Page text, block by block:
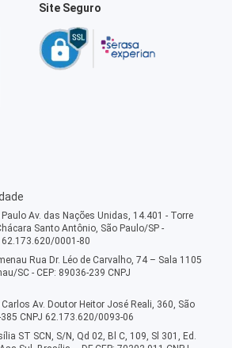
Site Seguro
Av. das Nações Unidas, 14.401 - Torre
Santo Antônio, São Paulo/SP -
62.173.620/0001-80
Rua Dr. Léo de Carvalho, 74 – Sala 1105
SC - CEP: 89036-239 CNPJ
Av. Doutor Heitor José Reali, 360, São
CNPJ 62.173.620/0093-06
ST SCN, S/N, Qd 02, Bl C, 109, Sl 301, Ed.